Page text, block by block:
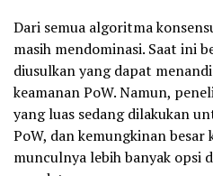
Dari semua algoritma
masih mendominasi. Saat ini
diusulkan yang dapat
keamanan PoW. Namun,
yang luas sedang dilakukan
PoW, dan kemungkinan besar
munculnya lebih banyak opsi